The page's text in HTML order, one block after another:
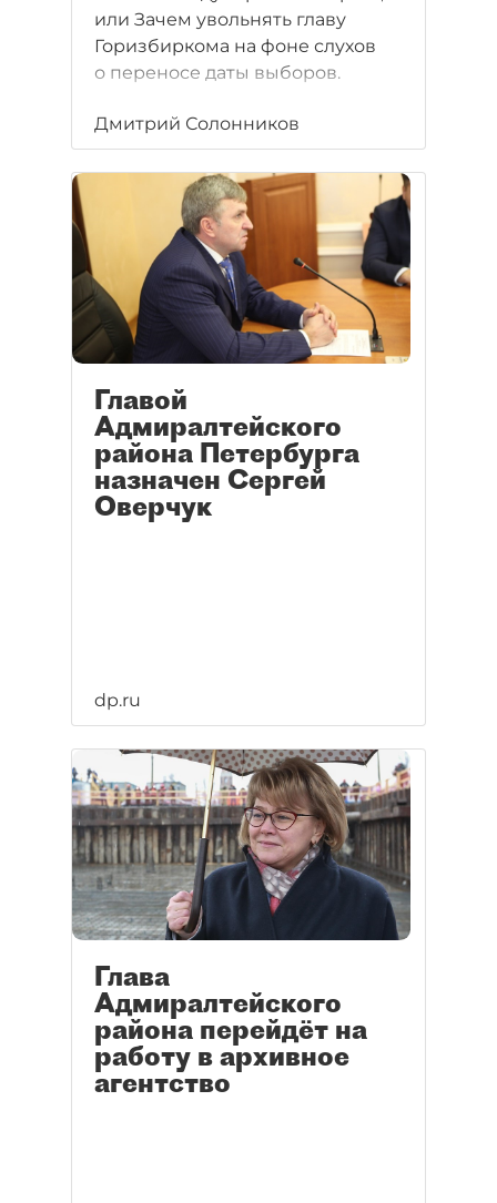
или Зачем увольнять главу
Горизбиркома на фоне слухов
о переносе даты выборов.
Дмитрий Солонников
Главой
Адмиралтейского
района Петербурга
назначен Сергей
Оверчук
dp.ru
Глава
Адмиралтейского
района перейдёт на
работу в архивное
агентство